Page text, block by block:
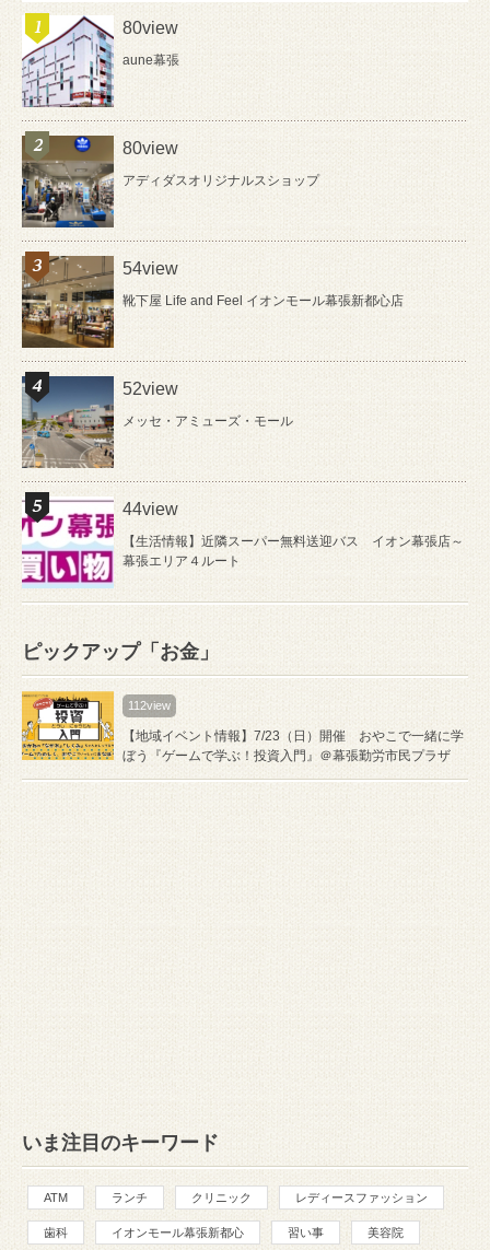
80view
aune幕張
80view
アディダスオリジナルスショップ
54view
靴下屋 Life and Feel イオンモール幕張新都心店
52view
メッセ・アミューズ・モール
44view
【生活情報】近隣スーパー無料送迎バス イオン幕張店～
幕張エリア４ルート
ピックアップ「お金」
112view
【地域イベント情報】7/23（日）開催 おやこで一緒に学
ぼう『ゲームで学ぶ！投資入門』＠幕張勤労市民プラザ
いま注目のキーワード
ATM ランチ クリニック レディースファッション
歯科 イオンモール幕張新都心 習い事 美容院